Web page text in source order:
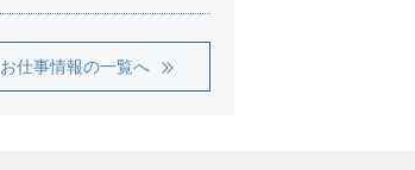
お仕事情報の一覧へ